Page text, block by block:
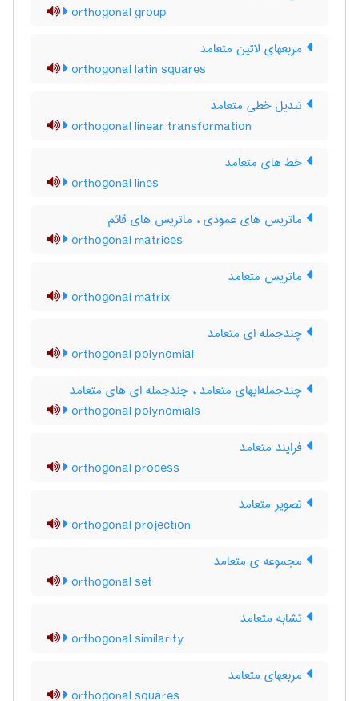
orthogonal group
مربعهای لاتین متعامد
orthogonal latin squares
تبدیل خطی متعامد
orthogonal linear transformation
خط های متعامد
orthogonal lines
ماتریس های عمودی ، ماتریس های قائم
orthogonal matrices
ماتریس متعامد
orthogonal matrix
چندجمله ای متعامد
orthogonal polynomial
چندجمله‌ایهای متعامد ، چندجمله ای های متعامد
orthogonal polynomials
فرایند متعامد
orthogonal process
تصویر متعامد
orthogonal projection
مجموعه ی متعامد
orthogonal set
تشابه متعامد
orthogonal similarity
مربعهای متعامد
orthogonal squares